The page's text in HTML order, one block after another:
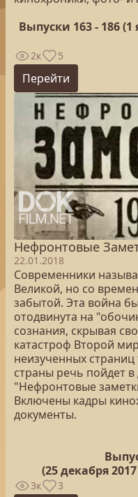
Выпуски 163 - 186
2к 5
Перейти
Нефронтовые
22.01.2018
Современники
Великой, но со
забытой. Эта война
отодвинута на
сознания, скрывая
катастроф Второй
неизученных
страны речь пойдет
"Нефронтовые
Включены кадры
документы.
(25декабря
3к 3